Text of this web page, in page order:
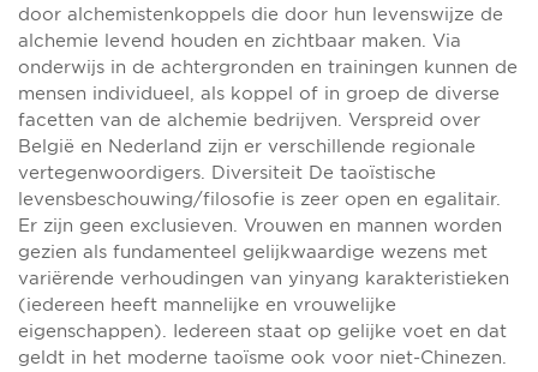
door alchemistenkoppels die door hun levenswijze de
alchemie levend houden en zichtbaar maken. Via
onderwijs in de achtergronden en trainingen kunnen de
mensen individueel, als koppel of in groep de diverse
facetten van de alchemie bedrijven. Verspreid over
België en Nederland zijn er verschillende regionale
vertegenwoordigers. Diversiteit De taoïstische
levensbeschouwing/filosofie is zeer open en egalitair.
Er zijn geen exclusieven. Vrouwen en mannen worden
gezien als fundamenteel gelijkwaardige wezens met
variërende verhoudingen van yinyang karakteristieken
(iedereen heeft mannelijke en vrouwelijke
eigenschappen). Iedereen staat op gelijke voet en dat
geldt in het moderne taoïsme ook voor niet-Chinezen.